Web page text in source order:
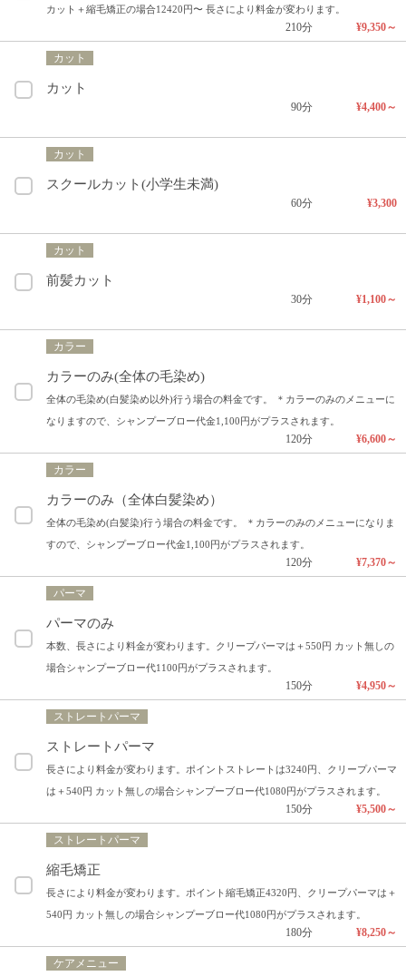
カット＋縮毛矯正の場合12420円〜 長さにより料金が変わります。
210分 ¥9,350～
カット
カット
90分 ¥4,400～
カット
スクールカット(小学生未満)
60分 ¥3,300
カット
前髪カット
30分 ¥1,100～
カラー
カラーのみ(全体の毛染め)
全体の毛染め(白髪染め以外)行う場合の料金です。 ＊カラーのみのメニューに
なりますので、シャンプーブロー代金1,100円がプラスされます。
120分 ¥6,600～
カラー
カラーのみ（全体白髪染め）
全体の毛染め(白髪染)行う場合の料金です。 ＊カラーのみのメニューになりま
すので、シャンプーブロー代金1,100円がプラスされます。
120分 ¥7,370～
パーマ
パーマのみ
本数、長さにより料金が変わります。クリープパーマは＋550円 カット無しの
場合シャンプーブロー代1100円がプラスされます。
150分 ¥4,950～
ストレートパーマ
ストレートパーマ
長さにより料金が変わります。ポイントストレートは3240円、クリープパーマ
は＋540円 カット無しの場合シャンプーブロー代1080円がプラスされます。
150分 ¥5,500～
ストレートパーマ
縮毛矯正
長さにより料金が変わります。ポイント縮毛矯正4320円、クリープパーマは＋
540円 カット無しの場合シャンプーブロー代1080円がプラスされます。
180分 ¥8,250～
ケアメニュー